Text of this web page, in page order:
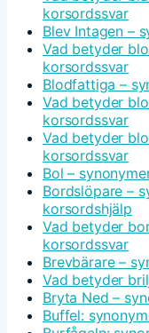
korsordssvar
Blev Intagen –
Vad betyder
korsordssvar
Blodfattiga –
Vad betyder
korsordssvar
Vad betyder
korsordssvar
Bol –
Bordslöpare –
korsordshjälp
Vad betyder
korsordssvar
Brevbärare –
Vad betyder
Bryta Ned –
Buffel: